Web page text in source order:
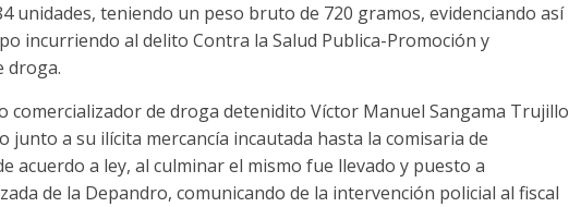
unidades, teniendo un peso bruto de 720 gramos, evidenciando así
incurriendo al delito Contra la Salud Publica-Promoción y
droga.
comercializador de droga detenidito Víctor Manuel Sangama Trujillo
junto a su ilícita mercancía incautada hasta la comisaria de
acuerdo a ley, al culminar el mismo fue llevado y puesto a
de la Depandro, comunicando de la intervención policial al fiscal